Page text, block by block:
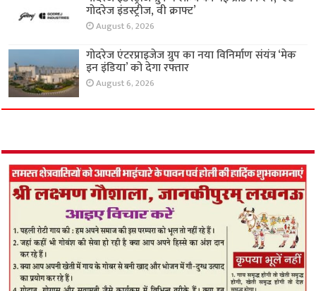
गोदरेज इंडस्ट्रीज, वी क्राफ्ट’
August 6, 2026
गोदरेज एंटरप्राइजेज ग्रुप का नया विनिर्माण संयंत्र ‘मेक
इन इंडिया’ को देगा रफ्तार
August 6, 2026